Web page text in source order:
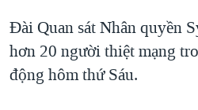
BÊN KIA QUỐC LỘ: TIẾNG
QUAN HỆ VIỆT MỸ
Đài Quan sát Nhân quyền
hơn 20 người thiệt mạng
động hôm thứ Sáu.